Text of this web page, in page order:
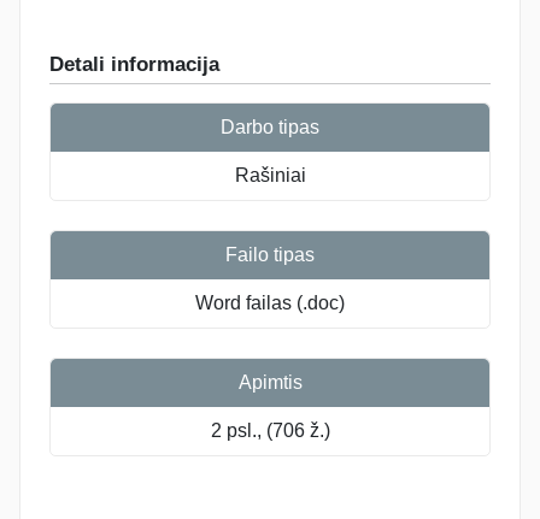
Detali informacija
Darbo tipas
Rašiniai
Failo tipas
Word failas (.doc)
Apimtis
2 psl., (706 ž.)